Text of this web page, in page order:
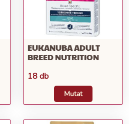
EUKANUBA ADULT
BREED NUTRITION
18 db
Mutat